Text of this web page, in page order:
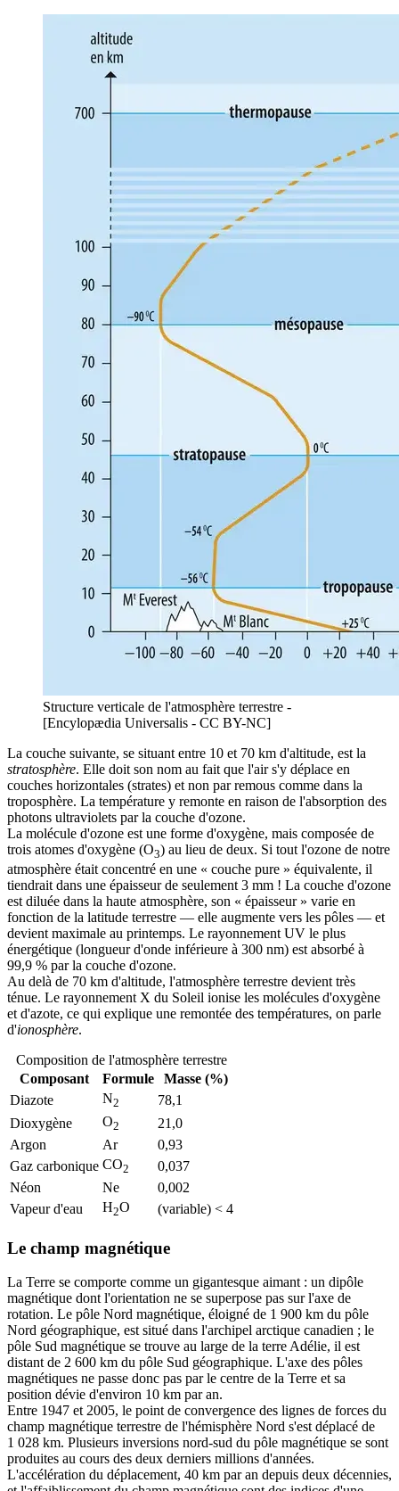
Structure verticale de l'atmosphère terrestre -
[Encylopædia Universalis - CC BY-NC]
La couche suivante, se situant entre 10 et 70 km d'altitude, est la
stratosphère. Elle doit son nom au fait que l'air s'y déplace en
couches horizontales (strates) et non par remous comme dans la
troposphère. La température y remonte en raison de l'absorption des
photons ultraviolets par la couche d'ozone.
La molécule d'ozone est une forme d'oxygène, mais composée de
trois atomes d'oxygène (O3) au lieu de deux. Si tout l'ozone de notre
atmosphère était concentré en une « couche pure » équivalente, il
tiendrait dans une épaisseur de seulement 3 mm ! La couche d'ozone
est diluée dans la haute atmosphère, son « épaisseur » varie en
fonction de la latitude terrestre — elle augmente vers les pôles — et
devient maximale au printemps. Le rayonnement UV le plus
énergétique (longueur d'onde inférieure à 300 nm) est absorbé à
99,9 % par la couche d'ozone.
Au delà de 70 km d'altitude, l'atmosphère terrestre devient très
ténue. Le rayonnement X du Soleil ionise les molécules d'oxygène
et d'azote, ce qui explique une remontée des températures, on parle
d'ionosphère.
Composition de l'atmosphère terrestre
Composant
Formule
Masse (%)
Diazote
N2
78,1
Dioxygène
O2
21,0
Argon
Ar
0,93
Gaz carbonique CO2
0,037
Néon
Ne
0,002
Vapeur d'eau
H2O (variable) < 4
Le champ magnétique
La Terre se comporte comme un gigantesque aimant : un dipôle
magnétique dont l'orientation ne se superpose pas sur l'axe de
rotation. Le pôle Nord magnétique, éloigné de 1 900 km du pôle
Nord géographique, est situé dans l'archipel arctique canadien ; le
pôle Sud magnétique se trouve au large de la terre Adélie, il est
distant de 2 600 km du pôle Sud géographique. L'axe des pôles
magnétiques ne passe donc pas par le centre de la Terre et sa
position dévie d'environ 10 km par an.
Entre 1947 et 2005, le point de convergence des lignes de forces du
champ magnétique terrestre de l'hémisphère Nord s'est déplacé de
1 028 km. Plusieurs inversions nord-sud du pôle magnétique se sont
produites au cours des deux derniers millions d'années.
L'accélération du déplacement, 40 km par an depuis deux décennies,